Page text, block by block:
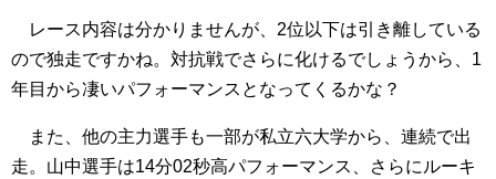
レース内容は分かりませんが、2位以下は引き離している
ので独走ですかね。対抗戦でさらに化けるでしょうから、1
年目から凄いパフォーマンスとなってくるかな？
また、他の主力選手も一部が私立六大学から、連続で出
走。山中選手は14分02秒高パフォーマンス、さらにルーキ